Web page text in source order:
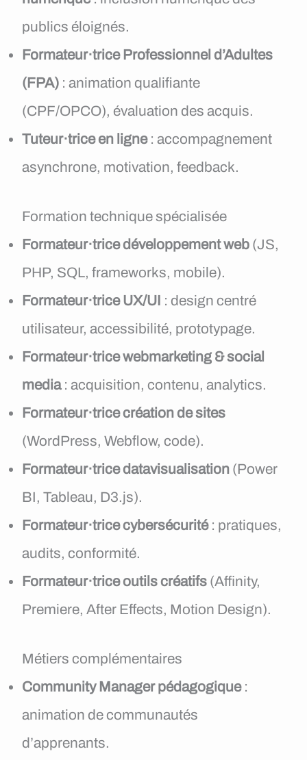
publics éloignés.
Formateur·trice Professionnel d’Adultes
(FPA) : animation qualifiante
(CPF/OPCO), évaluation des acquis.
Tuteur·trice en ligne: accompagnement
asynchrone, motivation, feedback.
Formation technique spécialisée
Formateur·trice développement web (JS,
PHP, SQL, frameworks, mobile).
Formateur·trice UX/UI : design centré
utilisateur, accessibilité, prototypage.
Formateur·trice webmarketing & social
media: acquisition, contenu, analytics.
Formateur·trice création de sites
(WordPress, Webflow, code).
Formateur·trice datavisualisation (Power
BI, Tableau, D3.js).
Formateur·trice cybersécurité: pratiques,
audits, conformité.
Formateur·trice outils créatifs (Affinity,
Premiere, After Effects, Motion Design).
Métiers complémentaires
Community Manager pédagogique:
animation de communautés
d’apprenants.